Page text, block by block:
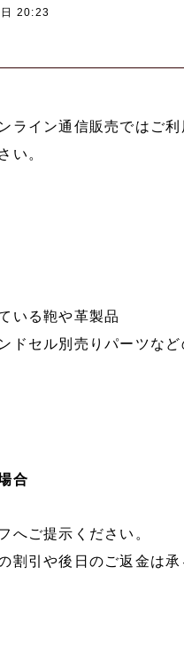
20:23
ライン通信販売ではご利
い。
いる鞄や革製品
ドセル別売りパーツな
合
へご提示ください。
割引や後日のご返金は